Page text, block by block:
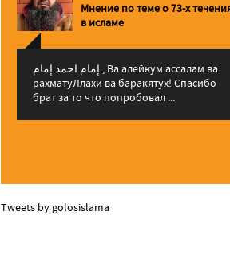
Мнение по теме о 73-х
в исламе
إمام احمد إمام , Ва алейкум ассалам ва
рахматуЛлахи ва баракятух! Спасибо
брат за то что попробовал ...
Tweets by golosislama